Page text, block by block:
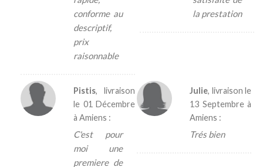
conforme au
descriptif,
prix
raisonnable
la prestation
Pistis, livraison
le 01 Décembre
à Amiens :
C'est pour
moi une
premiere de
Julie, livraison le
13 Septembreà
Amiens :
Trés bien